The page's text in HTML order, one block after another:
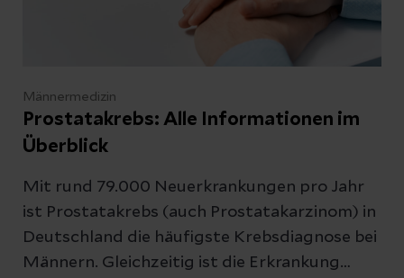
Männermedizin
Prostatakrebs: Alle Informationen im
Überblick
Mit rund 79.000 Neuerkrankungen pro Jahr
ist Prostatakrebs (auch Prostatakarzinom) in
Deutschland die häufigste Krebsdiagnose bei
Männern. Gleichzeitig ist die Erkrankung